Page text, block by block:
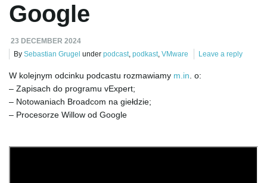
Google
23 DECEMBER 2024
By Sebastian Grugel under podcast, podkast, VMware Leave a reply
W kolejnym odcinku podcastu rozmawiamy m.in . o:
– Zapisach do programu vExpert;
– Notowaniach Broadcom na giełdzie;
– Procesorze Willow od Google